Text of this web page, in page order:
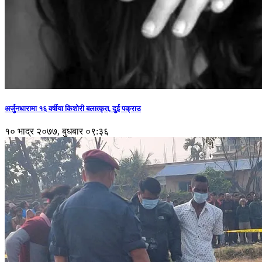
अर्जुनधारामा १६ वर्षीया किशोरी बलात्कृत, दुई पक्राउ
१० भाद्र २०७७, बुधबार ०९:३६